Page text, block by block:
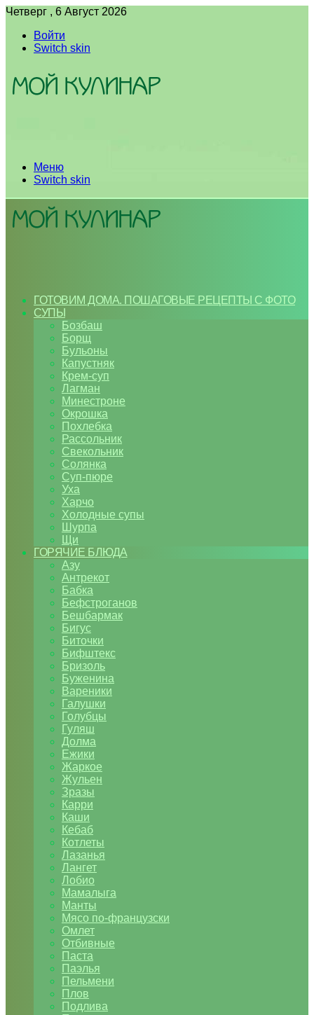
Четверг , 6 Август 2026
Войти
Switch skin
Меню
Switch skin
ГОТОВИМ ДОМА. ПОШАГОВЫЕ РЕЦЕПТЫ С ФОТО
СУПЫ
Бозбаш
Борщ
Бульоны
Капустняк
Крем-суп
Лагман
Минестроне
Окрошка
Похлебка
Рассольник
Свекольник
Солянка
Суп-пюре
Уха
Харчо
Холодные супы
Шурпа
Щи
ГОРЯЧИЕ БЛЮДА
Азу
Антрекот
Бабка
Бефстроганов
Бешбармак
Бигус
Биточки
Бифштекс
Бризоль
Буженина
Вареники
Галушки
Голубцы
Гуляш
Долма
Ежики
Жаркое
Жульен
Зразы
Карри
Каши
Кебаб
Котлеты
Лазанья
Лангет
Лобио
Мамалыга
Манты
Мясо по-французски
Омлет
Отбивные
Паста
Паэлья
Пельмени
Плов
Подлива